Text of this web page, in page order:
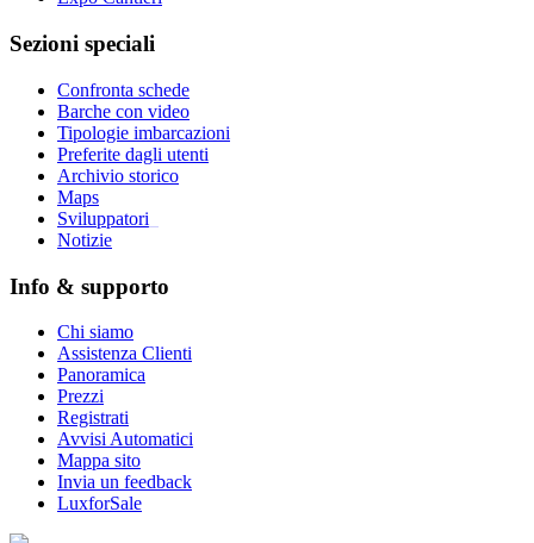
Sezioni speciali
Confronta schede
Barche con video
Tipologie imbarcazioni
Preferite dagli utenti
Archivio storico
Maps
Sviluppatori
Notizie
Info & supporto
Chi siamo
Assistenza Clienti
Panoramica
Prezzi
Registrati
Avvisi Automatici
Mappa sito
Invia un feedback
LuxforSale